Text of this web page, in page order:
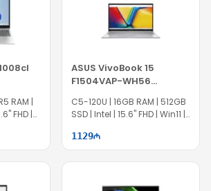
RAM |
FHD |
ASUS VivoBook 15
F1504VAP-WH56
90NB13Y2-M01D40
C5-120U | 16GB RAM | 512GB
SSD | Intel | 15.6" FHD | Win11 |
1129